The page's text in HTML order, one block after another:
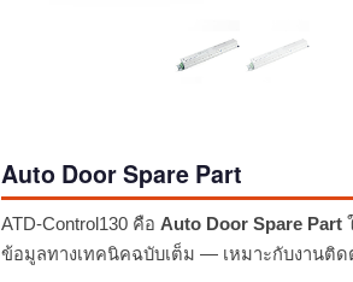
Auto Door Spare Part
ATD-Control130 คือ Auto Door Spare Part
ข้อมูลทางเทคนิคฉบับเต็ม — เหมาะกับงานติด